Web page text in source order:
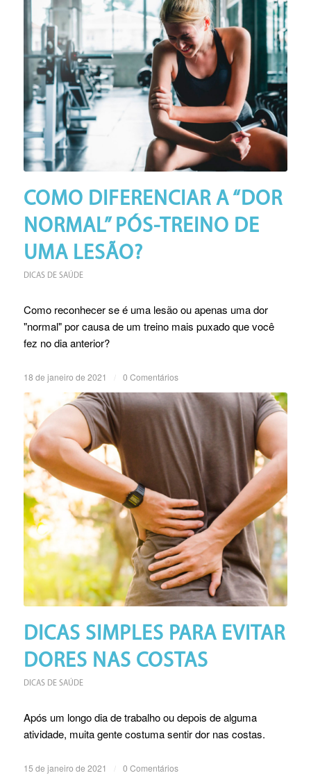
COMO DIFERENCIAR A “DOR
NORMAL” PÓS-TREINO DE
UMA LESÃO?
DICAS DE SAÚDE
Como reconhecer se é uma lesão ou apenas uma dor
"normal" por causa de um treino mais puxado que você
fez no dia anterior?
18 de janeiro de 2021 0 Comentários
DICAS SIMPLES PARA EVITAR
DORES NAS COSTAS
DICAS DE SAÚDE
Após um longo dia de trabalho ou depois de alguma
atividade, muita gente costuma sentir dor nas costas.
15 de janeiro de 2021 0 Comentários